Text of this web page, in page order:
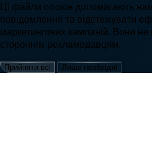
Ці файли cookie допомагають нам
повідомлення та відстежувати
маркетингових кампаній. Вони
стороннім рекламодавцям.
Прийняти всі Лише необхідні